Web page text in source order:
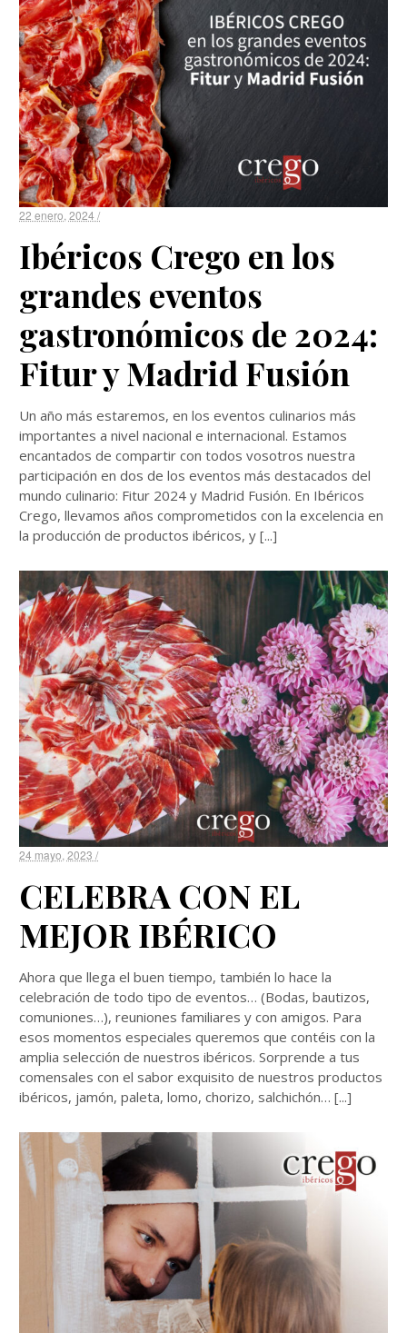
22 enero, 2024 /
Ibéricos Crego en los
grandes eventos
gastronómicos de 2024:
Fitur y Madrid Fusión
Un año más estaremos, en los eventos culinarios más
importantes a nivel nacional e internacional. Estamos
encantados de compartir con todos vosotros nuestra
participación en dos de los eventos más destacados del
mundo culinario: Fitur 2024 y Madrid Fusión. En Ibéricos
Crego, llevamos años comprometidos con la excelencia en
la producción de productos ibéricos, y [...]
24 mayo, 2023 /
CELEBRA CON EL
MEJOR IBÉRICO
Ahora que llega el buen tiempo, también lo hace la
celebración de todo tipo de eventos… (Bodas, bautizos,
comuniones…), reuniones familiares y con amigos. Para
esos momentos especiales queremos que contéis con la
amplia selección de nuestros ibéricos. Sorprende a tus
comensales con el sabor exquisito de nuestros productos
ibéricos, jamón, paleta, lomo, chorizo, salchichón… [...]